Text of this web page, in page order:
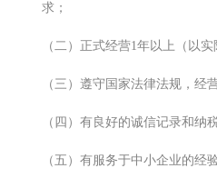
求；
（二）正式经营1年以上（以
（三）遵守国家法律法规，经
（四）有良好的诚信记录和纳
（五）有服务于中小企业的经